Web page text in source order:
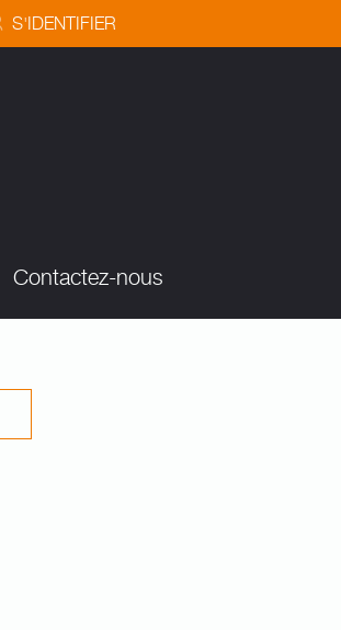
S'IDENTIFIER
Contactez-nous